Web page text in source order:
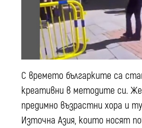
С времето българките са
креативни в методите си.
предимно възрастни хора и
Източна Азия, които носят